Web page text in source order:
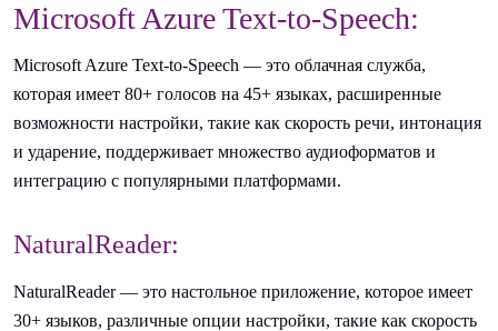
Microsoft Azure Text-to-Speech:
Microsoft Azure Text-to-Speech — это облачная служба,
которая имеет 80+ голосов на 45+ языках, расширенные
возможности настройки, такие как скорость речи, интонация
и ударение, поддерживает множество аудиоформатов и
интеграцию с популярными платформами.
NaturalReader:
NaturalReader — это настольное приложение, которое имеет
30+ языков, различные опции настройки, такие как скорость